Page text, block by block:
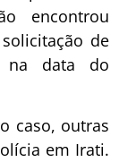
encontrou
de
na data do
caso, outras
em Irati.